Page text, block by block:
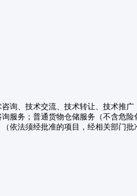
询、技术交流、技术转让、技术推
服务；普通货物仓储服务（不含危
依法须经批准的项目，经相关部门